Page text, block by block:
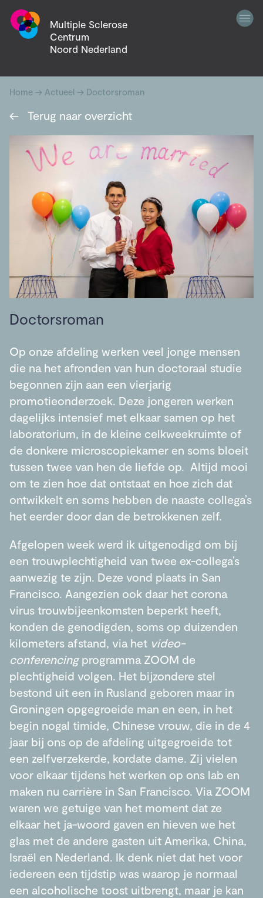
Multiple Sclerose
Centrum
Noord Nederland
Home → Actueel → Doctorsroman
← Terug naar overzicht
Doctorsroman
Op onze afdeling werken veel jonge mensen
die na het afronden van hun doctoraal studie
begonnen zijn aan een vierjarig
promotieonderzoek. Deze jongeren werken
dagelijks intensief met elkaar samen op het
laboratorium, in de kleine celkweekruimte of
de donkere microscopiekamer en soms bloeit
tussen twee van hen de liefde op. Altijd mooi
om te zien hoe dat ontstaat en hoe zich dat
ontwikkelt en soms hebben de naaste collega’s
het eerder door dan de betrokkenen zelf.
Afgelopen week werd ik uitgenodigd om bij
een trouwplechtigheid van twee ex-collega’s
aanwezig te zijn. Deze vond plaats in San
Francisco. Aangezien ook daar het corona
virus trouwbijeenkomsten beperkt heeft,
konden de genodigden, soms op duizenden
kilometers afstand, via het video-
conferencingprogramma ZOOM de
plechtigheid volgen. Het bijzondere stel
bestond uit een in Rusland geboren maar in
Groningen opgegroeide man en een, in het
begin nogal timide, Chinese vrouw, die in de 4
jaar bij ons op de afdeling uitgegroeide tot
een zelfverzekerde, kordate dame. Zij vielen
voor elkaar tijdens het werken op ons lab en
maken nu carrière in San Francisco. Via ZOOM
waren we getuige van het moment dat ze
elkaar het ja-woord gaven en hieven we het
glas met de andere gasten uit Amerika, China,
Israël en Nederland. Ik denk niet dat het voor
iedereen een tijdstip was waarop je normaal
een alcoholische toost uitbrengt, maar je kan